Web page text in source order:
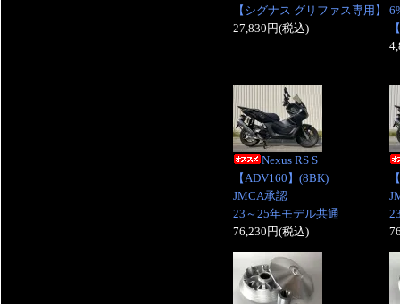
【シグナス グリファス専用】
27,830円(税込)
Nexus RS S
【ADV160】(8BK)
JMCA承認
23～25年モデル共通
76,230円(税込)